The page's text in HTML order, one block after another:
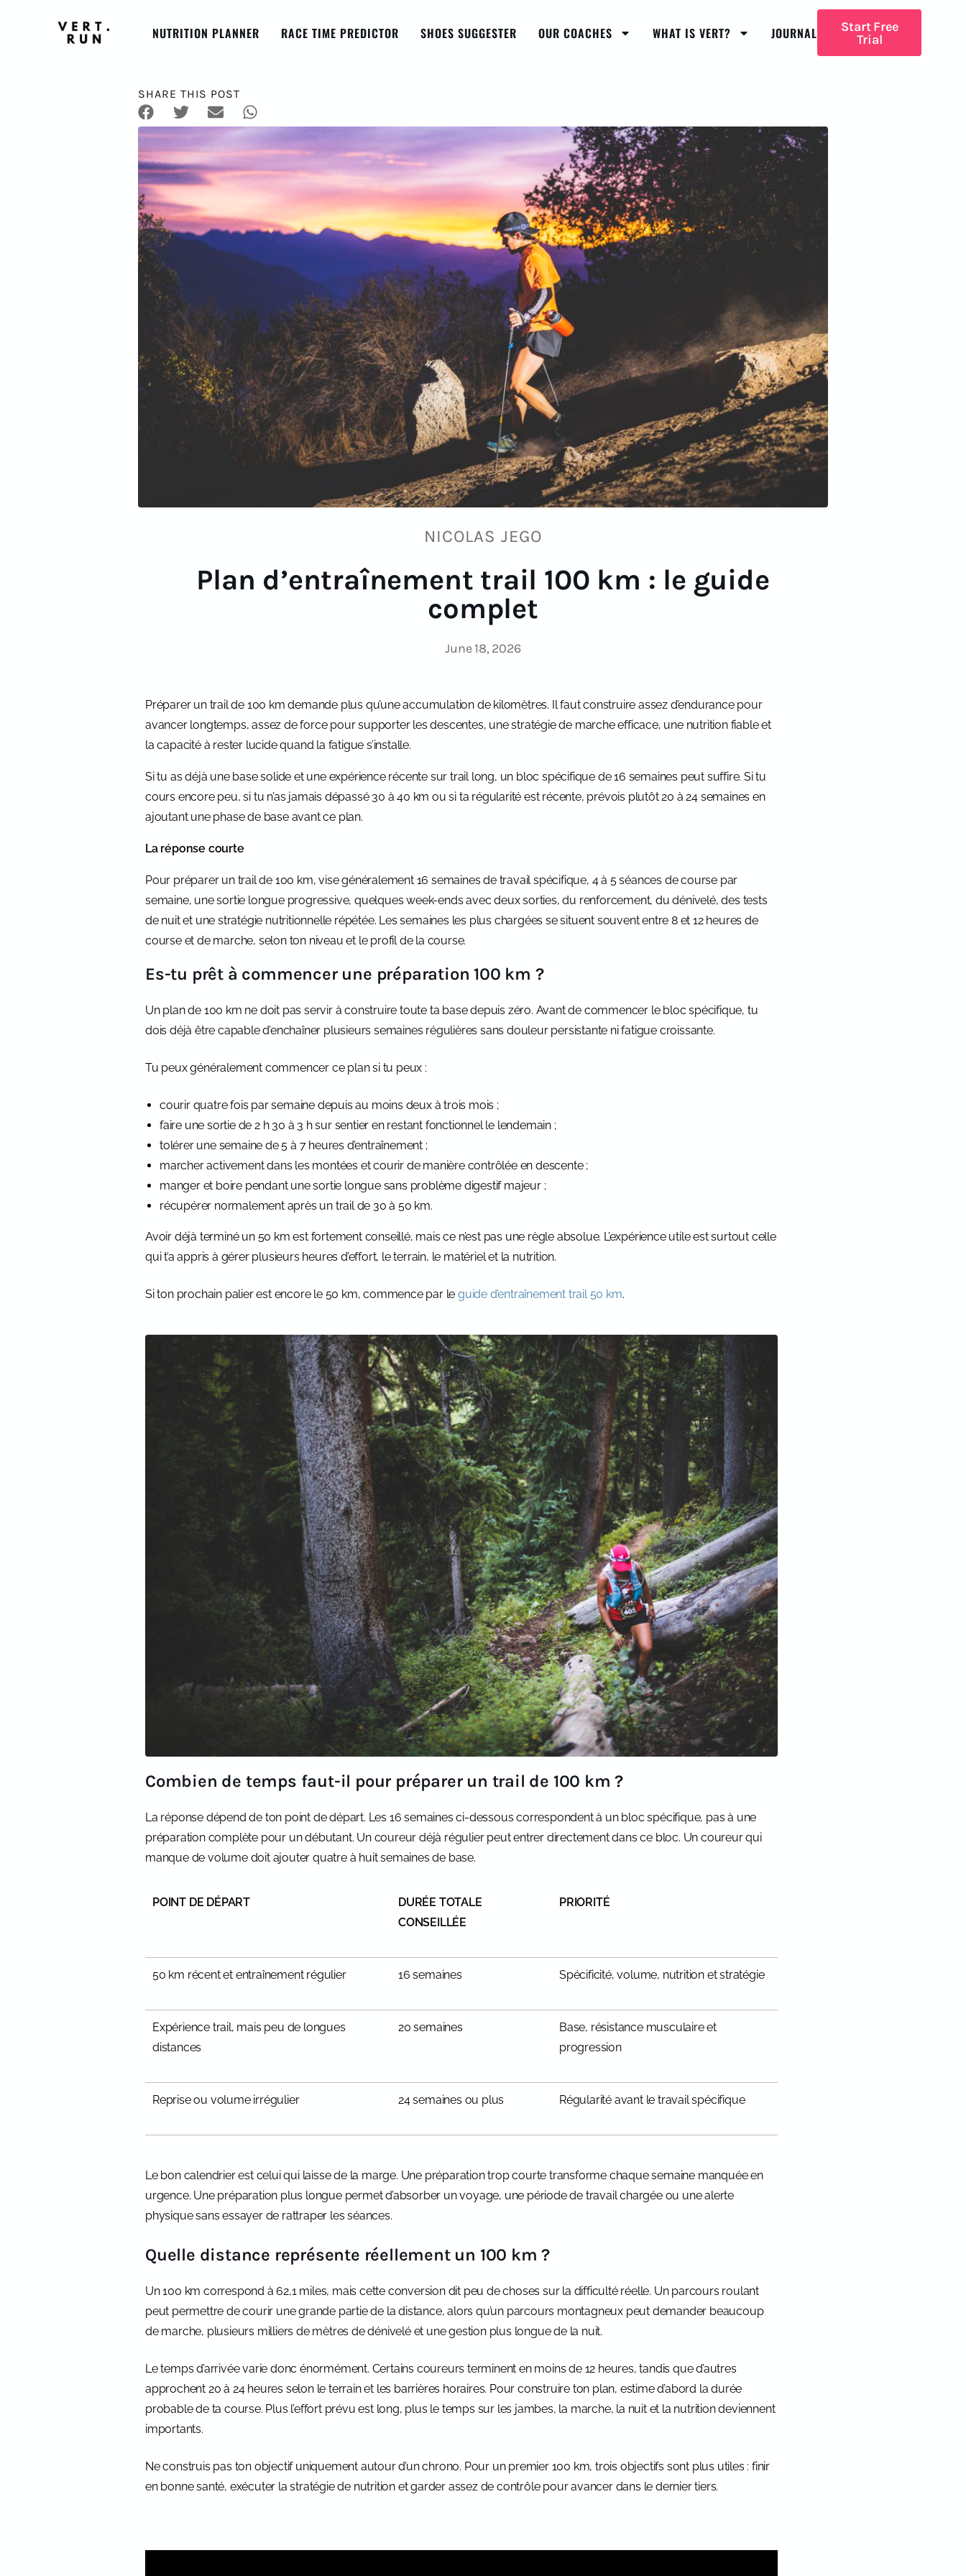
NUTRITION PLANNER RACE TIME PREDICTOR SHOES SUGGESTER OUR COACHES WHAT IS VERT? JOURNAL
Start Free
Trial
SHARE THIS POST
NICOLAS JEGO
Plan d’entraînement trail 100 km : le guide
complet
June 18, 2026
Préparer un trail de 100 km demande plus qu’une accumulation de kilomètres. Il faut construire assez d’endurance pour
avancer longtemps, assez de force pour supporter les descentes, une stratégie de marche efficace, une nutrition fiable et
la capacité à rester lucide quand la fatigue s’installe.
Si tu as déjà une base solide et une expérience récente sur trail long, un bloc spécifique de 16 semaines peut suffire. Si tu
cours encore peu, si tu n’as jamais dépassé 30 à 40 km ou si ta régularité est récente, prévois plutôt 20 à 24 semaines en
ajoutant une phase de base avant ce plan.
La réponse courte
Pour préparer un trail de 100 km, vise généralement 16 semaines de travail spécifique, 4 à 5 séances de course par
semaine, une sortie longue progressive, quelques week-ends avec deux sorties, du renforcement, du dénivelé, des tests
de nuit et une stratégie nutritionnelle répétée. Les semaines les plus chargées se situent souvent entre 8 et 12 heures de
course et de marche, selon ton niveau et le profil de la course.
Es-tu prêt à commencer une préparation 100 km ?
Un plan de 100 km ne doit pas servir à construire toute ta base depuis zéro. Avant de commencer le bloc spécifique, tu
dois déjà être capable d’enchaîner plusieurs semaines régulières sans douleur persistante ni fatigue croissante.
Tu peux généralement commencer ce plan si tu peux :
courir quatre fois par semaine depuis au moins deux à trois mois ;
faire une sortie de 2 h 30 à 3 h sur sentier en restant fonctionnel le lendemain ;
tolérer une semaine de 5 à 7 heures d’entraînement ;
marcher activement dans les montées et courir de manière contrôlée en descente ;
manger et boire pendant une sortie longue sans problème digestif majeur ;
récupérer normalement après un trail de 30 à 50 km.
Avoir déjà terminé un 50 km est fortement conseillé, mais ce n’est pas une règle absolue. L’expérience utile est surtout celle
qui t’a appris à gérer plusieurs heures d’effort, le terrain, le matériel et la nutrition.
Si ton prochain palier est encore le 50 km, commence par le guide d’entraînement trail 50 km.
Combien de temps faut-il pour préparer un trail de 100 km ?
La réponse dépend de ton point de départ. Les 16 semaines ci-dessous correspondent à un bloc spécifique, pas à une
préparation complète pour un débutant. Un coureur déjà régulier peut entrer directement dans ce bloc. Un coureur qui
manque de volume doit ajouter quatre à huit semaines de base.
POINT DE DÉPART
DURÉE TOTALE
CONSEILLÉE
PRIORITÉ
50 km récent et entraînement régulier 16 semaines Spécificité, volume, nutrition et stratégie
Expérience trail, mais peu de longues
distances
20 semaines
Base, résistance musculaire et
progression
Reprise ou volume irrégulier 24 semaines ou plus Régularité avant le travail spécifique
Le bon calendrier est celui qui laisse de la marge. Une préparation trop courte transforme chaque semaine manquée en
urgence. Une préparation plus longue permet d’absorber un voyage, une période de travail chargée ou une alerte
physique sans essayer de rattraper les séances.
Quelle distance représente réellement un 100 km ?
Un 100 km correspond à 62,1 miles, mais cette conversion dit peu de choses sur la difficulté réelle. Un parcours roulant
peut permettre de courir une grande partie de la distance, alors qu’un parcours montagneux peut demander beaucoup
de marche, plusieurs milliers de mètres de dénivelé et une gestion plus longue de la nuit.
Le temps d’arrivée varie donc énormément. Certains coureurs terminent en moins de 12 heures, tandis que d’autres
approchent 20 à 24 heures selon le terrain et les barrières horaires. Pour construire ton plan, estime d’abord la durée
probable de ta course. Plus l’effort prévu est long, plus le temps sur les jambes, la marche, la nuit et la nutrition deviennent
importants.
Ne construis pas ton objectif uniquement autour d’un chrono. Pour un premier 100 km, trois objectifs sont plus utiles : finir
en bonne santé, exécuter la stratégie de nutrition et garder assez de contrôle pour avancer dans le dernier tiers.